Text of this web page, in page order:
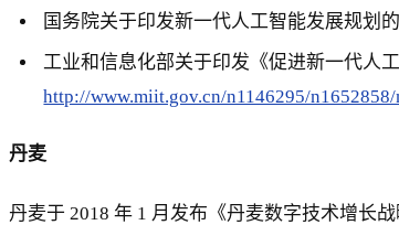
国务院关于印发新一代人工智能发展规划
工业和信息化部关于印发《促进新一代人
http://www.miit.gov.cn/n1146295/
丹麦
丹麦于 2018 年 1 月发布《丹麦数字技术增长